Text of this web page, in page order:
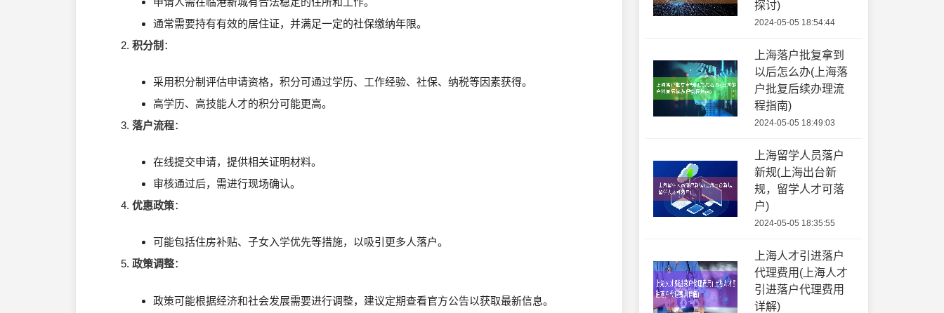
通常需要持有有效的居住证，并满足一定的社保缴纳年限。
积分制 ：
采用积分制评估申请资格，积分可通过学历、工作经验、社保、纳税等因素获得。
高学历、高技能人才的积分可能更高。
落户流程：
在线提交申请，提供相关证明材料。
审核通过后，需进行现场确认。
优惠政策：
可能包括住房补贴、子女入学优先等措施，以吸引更多人落户。
政策调整：
政策可能根据经济和社会发展需要进行调整，建议定期查看官方公告以获取最新信息。
探讨)
2024-05-05 18:54:44
上海落户批复拿到
以后怎么办(上海落
户批复后续办理流
程指南)
2024-05-05 18:49:03
上海留学人员落户
新规(上海出台新
规，留学人才可落
户)
2024-05-05 18:35:55
上海人才引进落户
代理费用(上海人才
引进落户代理费用
详解)